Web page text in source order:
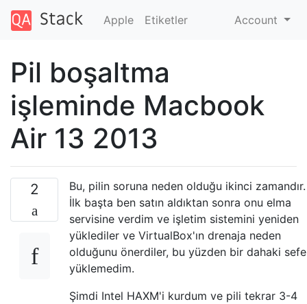
Apple Etiketler Account
Pil boşaltma
işleminde Macbook
Air 13 2013
2
Bu, pilin soruna neden olduğu ikinci zamandır.
İlk başta ben satın aldıktan sonra onu elma
servisine verdim ve işletim sistemini yeniden
yüklediler ve VirtualBox'ın drenaja neden
olduğunu önerdiler, bu yüzden bir dahaki
yüklemedim.
Şimdi Intel HAXM'i kurdum ve pili tekrar 3-4